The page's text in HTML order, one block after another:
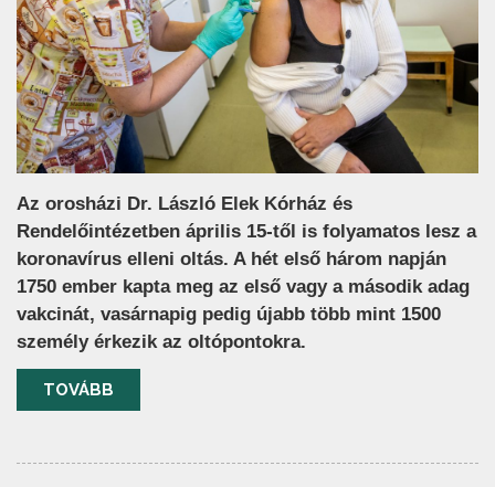
Az orosházi Dr. László Elek Kórház és
Rendelőintézetben április 15-től is folyamatos lesz a
koronavírus elleni oltás. A hét első három napján
1750 ember kapta meg az első vagy a második adag
vakcinát, vasárnapig pedig újabb több mint 1500
személy érkezik az oltópontokra.
TOVÁBB